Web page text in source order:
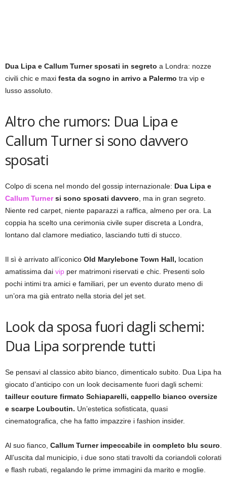
Dua Lipa e Callum Turner sposati in segreto a Londra: nozze
civili chic e maxi festa da sogno in arrivo a Palermo tra vip e
lusso assoluto.
Altro che rumors: Dua Lipa e
Callum Turner si sono davvero
sposati
Colpo di scena nel mondo del gossip internazionale: Dua Lipa e
Callum Turnersi sono sposati davvero , ma in gran segreto.
Niente red carpet, niente paparazzi a raffica, almeno per ora. La
coppia ha scelto una cerimonia civile super discreta a Londra,
lontano dal clamore mediatico, lasciando tutti di stucco.
Il sì è arrivato all’iconico Old Marylebone Town Hall, location
amatissima dai vip per matrimoni riservati e chic. Presenti solo
pochi intimi tra amici e familiari, per un evento durato meno di
un’ora ma già entrato nella storia del jet set.
Look da sposa fuori dagli schemi:
Dua Lipa sorprende tutti
Se pensavi al classico abito bianco, dimenticalo subito. Dua Lipa ha
giocato d’anticipo con un look decisamente fuori dagli schemi:
tailleur couture firmato Schiaparelli, cappello bianco oversize
e scarpe Louboutin. Un’estetica sofisticata, quasi
cinematografica, che ha fatto impazzire i fashion insider.
Al suo fianco, Callum Turner impeccabile in completo blu scuro
All’uscita dal municipio, i due sono stati travolti da coriandoli colorati
e flash rubati, regalando le prime immagini da marito e moglie.